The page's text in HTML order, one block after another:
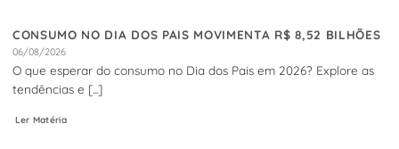
CONSUMO NO DIA DOS PAIS MOVIMENTA R$ 8,52 BILHÕES
06/08/2026
O que esperar do consumo no Dia dos Pais em 2026? Explore as
tendências e [...]
Ler Matéria